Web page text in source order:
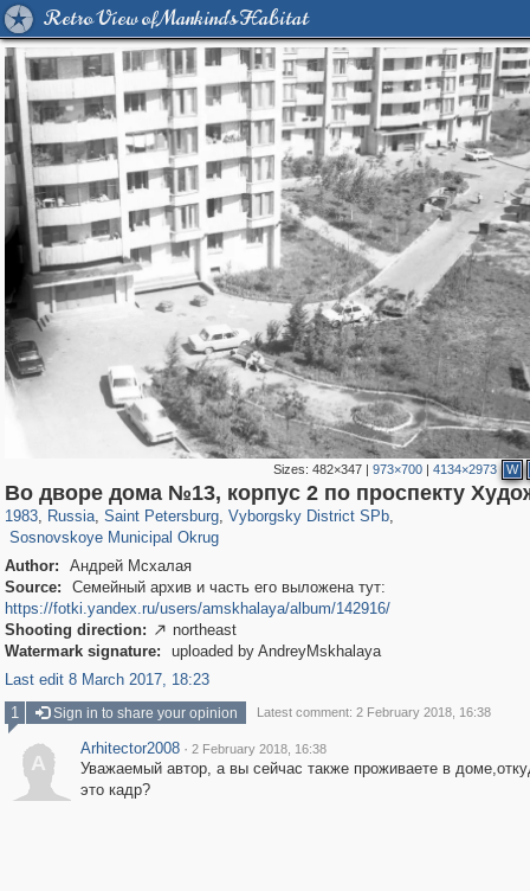
Retro View of Mankind's Habitat
Sizes: 482×347| 973×700| 4134×2973 W
Во дворе дома №13, корпус 2 по проспекту
1983, Russia
1,406,450 29,243
, Saint Petersburg
197,148 5,709
, Vyborgsky District SPb
10,252 208
,
Sosnovskoye Municipal Okrug
585 2
Author:
Андрей Мсхалая
Source:
Семейный архив и часть его выложена тут:
https://fotki.yandex.ru/users/amskhalaya/album/142916/
Shooting direction:  northeast
Watermark signature:
uploaded by AndreyMskhalaya
Last edit 8 March 2017, 18:23
1
Sign in to share your opinion Latest comment: 2 February 2018, 16:38
A
Arhitector2008 · 2 February 2018, 16:38
Уважаемый автор, а вы сейчас также проживаете в
это кадр?